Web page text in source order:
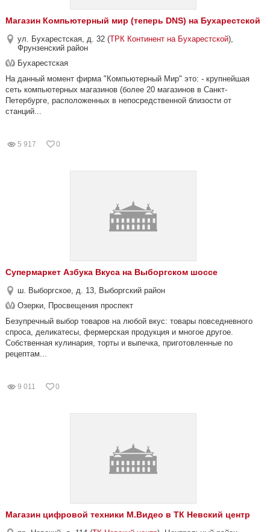
Магазин Компьютерный мир (теперь DNS) на Бухарестской
ул. Бухарестская, д. 32 (ТРК Континент на Бухарестской),
Фрунзенский район
Бухарестская
На данный момент фирма "Компьютерный Мир" это: - крупнейшая
сеть компьютерных магазинов (более 20 магазинов в Санкт-
Петербурге, расположенных в непосредственной близости от
станций...
5 917 0
Супермаркет Азбука Вкуса на Выборгском шоссе
ш. Выборгское, д. 13, Выборгский район
Озерки, Просвещения проспект
Безупречный выбор товаров на любой вкус: товары повседневного
спроса, деликатесы, фермерская продукция и многое другое.
Собственная кулинария, торты и выпечка, приготовленные по
рецептам...
9 011 0
Магазин цифровой техники М.Видео в ТК Невский центр